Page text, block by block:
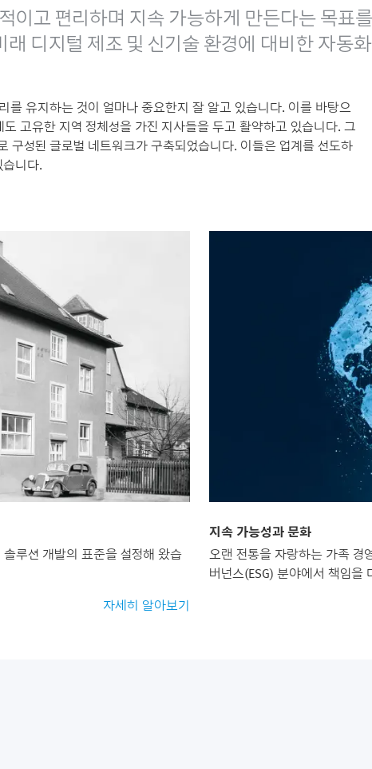
이고 편리하며 지속 가능하게 만든다는 목표
디지털 제조 및 신기술 환경에 대비한 자동
를 유지하는 것이 얼마나 중요한지 잘 알고 있습니다. 이를 바탕으
고유한 지역 정체성을 가진 지사들을 두고 활약하고 있습니다. 그
구성된 글로벌 네트워크가 구축되었습니다. 이들은 업계를 선도하
니다.
루션 개발의 표준을 설정해 왔습
자세히 알아보기
지속 가능성과 문화
오랜 전통을 자랑하는 가족 경
버넌스(ESG) 분야에서 책임을